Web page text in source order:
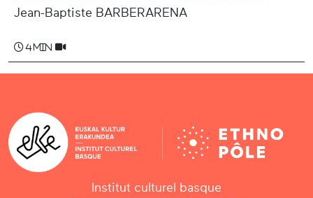
Jean-Baptiste BARBERARENA
4 min
Institut culturel basque